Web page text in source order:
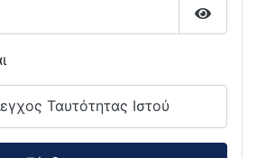
Ταυτότητας Ιστού